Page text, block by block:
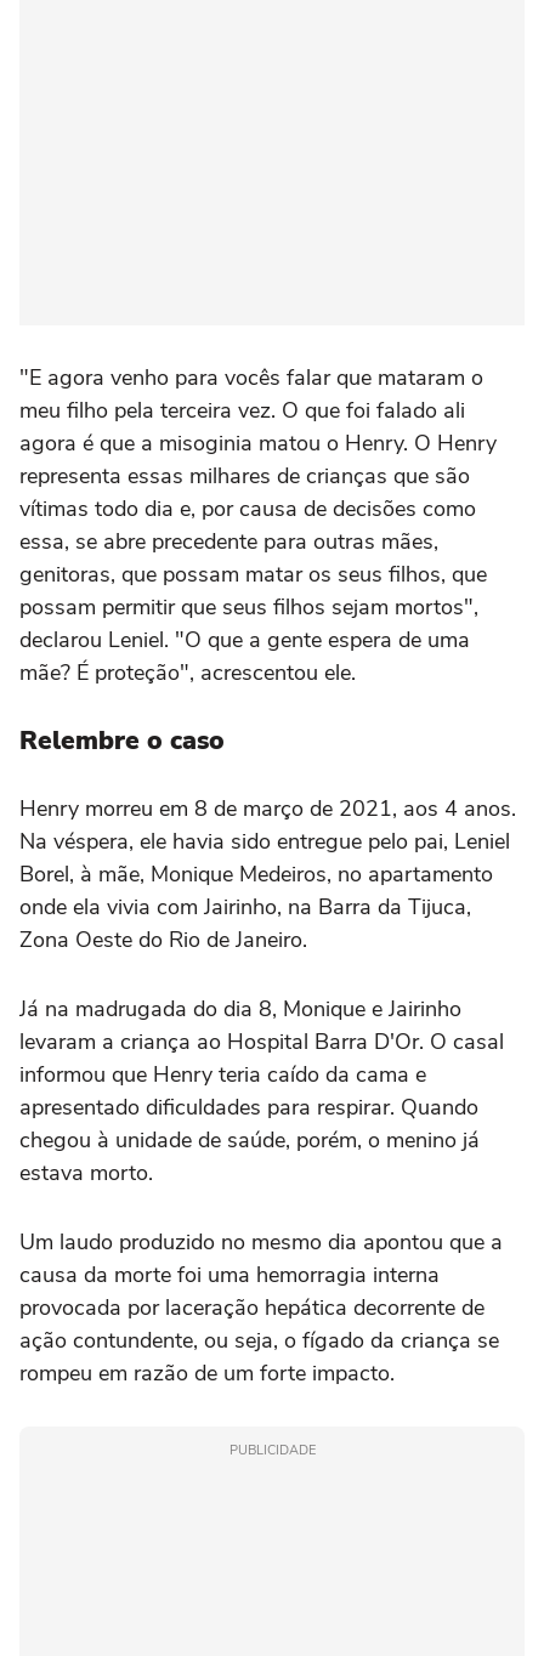
"E agora venho para vocês falar que mataram o
meu filho pela terceira vez. O que foi falado ali
agora é que a misoginia matou o Henry. O Henry
representa essas milhares de crianças que são
vítimas todo dia e, por causa de decisões como
essa, se abre precedente para outras mães,
genitoras, que possam matar os seus filhos, que
possam permitir que seus filhos sejam mortos",
declarou Leniel. "O que a gente espera de uma
mãe? É proteção", acrescentou ele.
Relembre o caso
Henry morreu em 8 de março de 2021, aos 4 anos.
Na véspera, ele havia sido entregue pelo pai, Leniel
Borel, à mãe, Monique Medeiros, no apartamento
onde ela vivia com Jairinho, na Barra da Tijuca,
Zona Oeste do Rio de Janeiro.
Já na madrugada do dia 8, Monique e Jairinho
levaram a criança ao Hospital Barra D'Or. O casal
informou que Henry teria caído da cama e
apresentado dificuldades para respirar. Quando
chegou à unidade de saúde, porém, o menino já
estava morto.
Um laudo produzido no mesmo dia apontou que a
causa da morte foi uma hemorragia interna
provocada por laceração hepática decorrente de
ação contundente, ou seja, o fígado da criança se
rompeu em razão de um forte impacto.
PUBLICIDADE